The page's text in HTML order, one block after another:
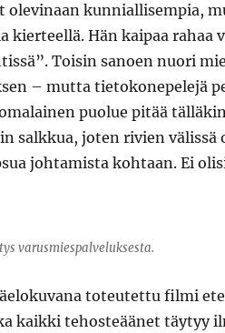
olevinaan kunniallisempia,
kierteellä. Hän kaipaa rahaa
Toisin sanoen nuori
– mutta tietokonepelejä
puolue pitää
salkkua, joten rivien
johtamista kohtaan. Ei
varusmiespalveluksesta.
toteutettu filmi
kaikki tehosteäänet täytyy